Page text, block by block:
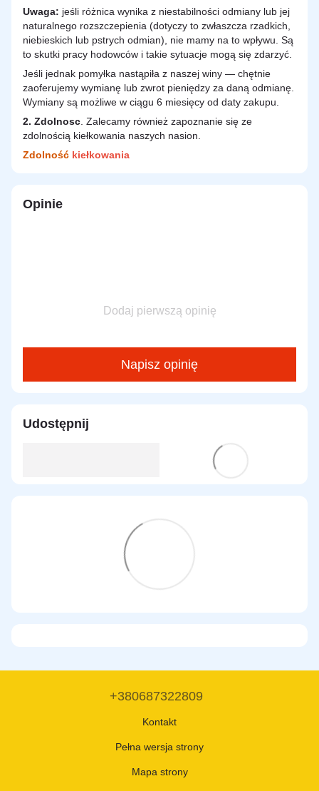
Uwaga: jeśli różnica wynika z niestabilności odmiany lub jej
naturalnego rozszczepienia (dotyczy to zwłaszcza rzadkich,
niebieskich lub pstrych odmian), nie mamy na to wpływu. Są
to skutki pracy hodowców i takie sytuacje mogą się zdarzyć.
Jeśli jednak pomyłka nastąpiła z naszej winy — chętnie
zaoferujemy wymianę lub zwrot pieniędzy za daną odmianę.
Wymiany są możliwe w ciągu 6 miesięcy od daty zakupu.
2. Zdolnosc. Zalecamy również zapoznanie się ze
zdolnością kiełkowania naszych nasion.
Zdolność kiełkowania
Opinie
Dodaj pierwszą opinię
Napisz opinię
Udostępnij
+380687322809
Kontakt
Pełna wersja strony
Mapa strony